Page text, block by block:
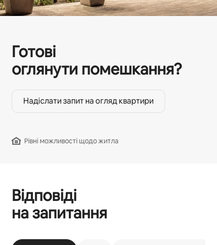
Готові
оглянути помешкання?
Надіслати запит на огляд квартири
Рівні можливості щодо житла
Відповіді
на запитання